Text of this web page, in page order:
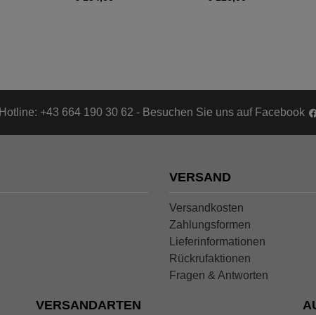
Hotline: +43 664 190 30 62 - Besuchen Sie uns auf Facebook
VERSAND
Versandkosten
Zahlungsformen
Lieferinformationen
Rückrufaktionen
Fragen & Antworten
VERSANDARTEN